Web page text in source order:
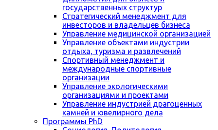
государственных структур
Стратегический менеджмент для
инвесторов и владельцев бизнеса
Управление медицинской организацией
Управление объектами индустрии
отдыха, туризма и развлечений
Спортивный менеджмент и
международные спортивные
организации
Управление экологическими
организациями и проектами
Управление индустрией драгоценных
камней и ювелирного дела
Программы PhD